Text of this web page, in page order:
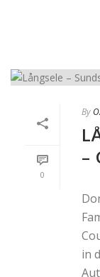
0
By
–
in